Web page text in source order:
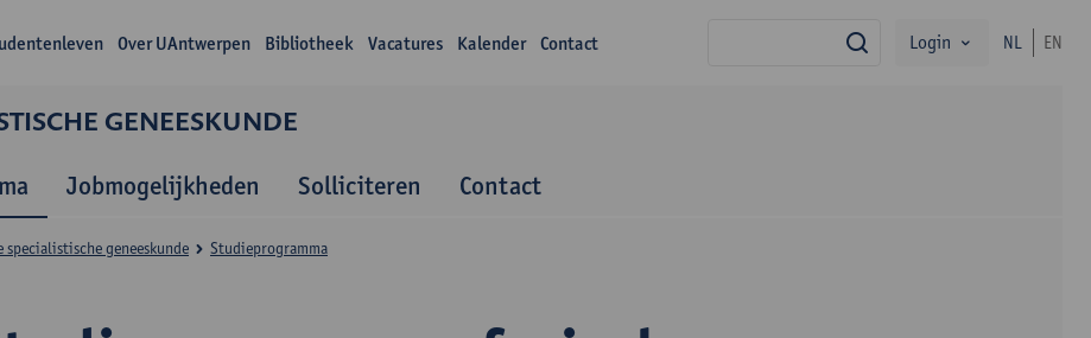
Over UAntwerpen Bibliotheek Vacatures Kalender Contact zoekLogin NL EN
GENEESKUNDE
Jobmogelijkheden Solliciteren Contact
specialistische geneeskunde Studieprogramma